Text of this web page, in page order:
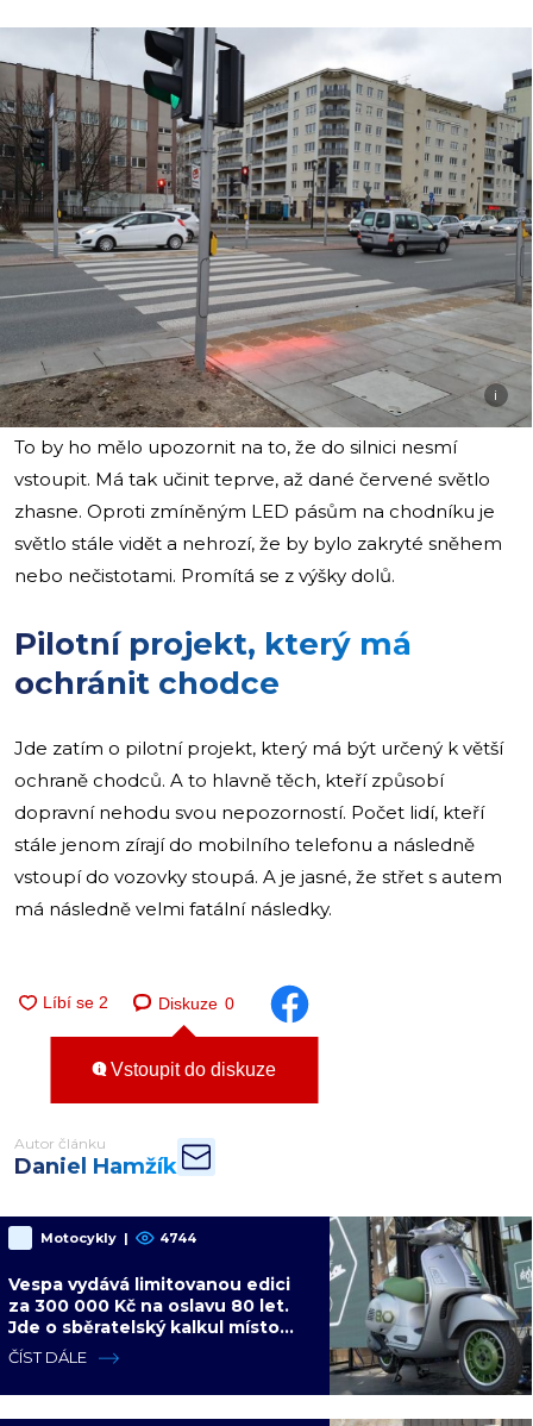
i
To by ho mělo upozornit na to, že do silnici nesmí
vstoupit. Má tak učinit teprve, až dané červené světlo
zhasne. Oproti zmíněným LED pásům na chodníku je
světlo stále vidět a nehrozí, že by bylo zakryté sněhem
nebo nečistotami. Promítá se z výšky dolů.
Pilotní projekt, který má
ochránit chodce
Jde zatím o pilotní projekt, který má být určený k větší
ochraně chodců. A to hlavně těch, kteří způsobí
dopravní nehodu svou nepozorností. Počet lidí, kteří
stále jenom zírají do mobilního telefonu a následně
vstoupí do vozovky stoupá. A je jasné, že střet s autem
má následně velmi fatální následky.
Diskuze 0
Vstoupit do diskuze
Autor článku
Daniel Hamžík
Motocykly | 4744
Vespa vydává limitovanou edici
za 300 000 Kč na oslavu 80 let.
Jde o sběratelský kalkul místo
jízdního upgradu
ČÍST DÁLE